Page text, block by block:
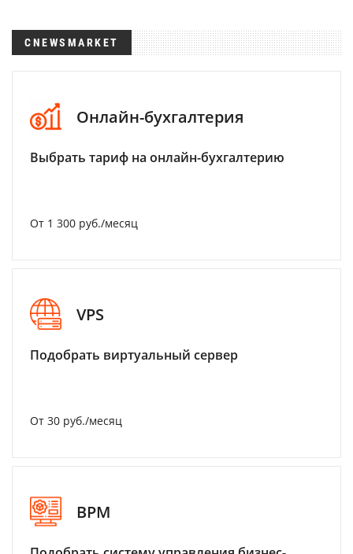
CNEWSMARKET
Онлайн-бухгалтерия
Выбрать тариф на онлайн-бухгалтерию
От 1 300 руб./месяц
VPS
Подобрать виртуальный сервер
От 30 руб./месяц
BPM